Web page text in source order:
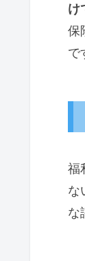
け
保
で
福
な
な